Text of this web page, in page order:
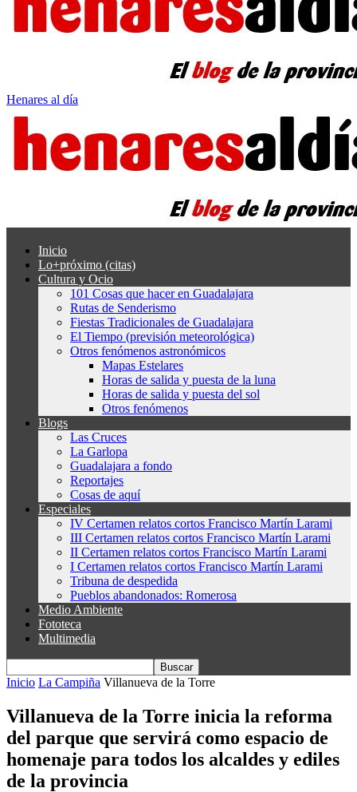
Henares al día
Inicio
Lo+próximo (citas)
Cultura y Ocio
101 Cosas que hacer en Guadalajara
Rutas de Senderismo
Fiestas Tradicionales de Guadalajara
El Tiempo (previsión meteorológica)
Otros fenómenos astronómicos
Mapas Estelares
Horas de salida y puesta de la luna
Horas de salida y puesta del sol
Otros fenómenos
Blogs
Las Cruces
La Garlopa
Guadalajara a fondo
Reportajes
Cosas de aquí
Especiales
IV Certamen relatos cortos Francisco Martín Larami
III Certamen relatos cortos Francisco Martín Larami
II Certamen relatos cortos Francisco Martín Larami
I Certamen relatos cortos Francisco Martín Larami
Tribuna de despedida
Pueblos abandonados: Romerosa
Medio Ambiente
Fototeca
Multimedia
Inicio La Campiña Villanueva de la Torre
Villanueva de la Torre inicia la reforma
del parque que servirá como espacio de
homenaje para todos los alcaldes y ediles
de la provincia